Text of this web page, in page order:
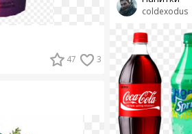
47 3
coldexodus